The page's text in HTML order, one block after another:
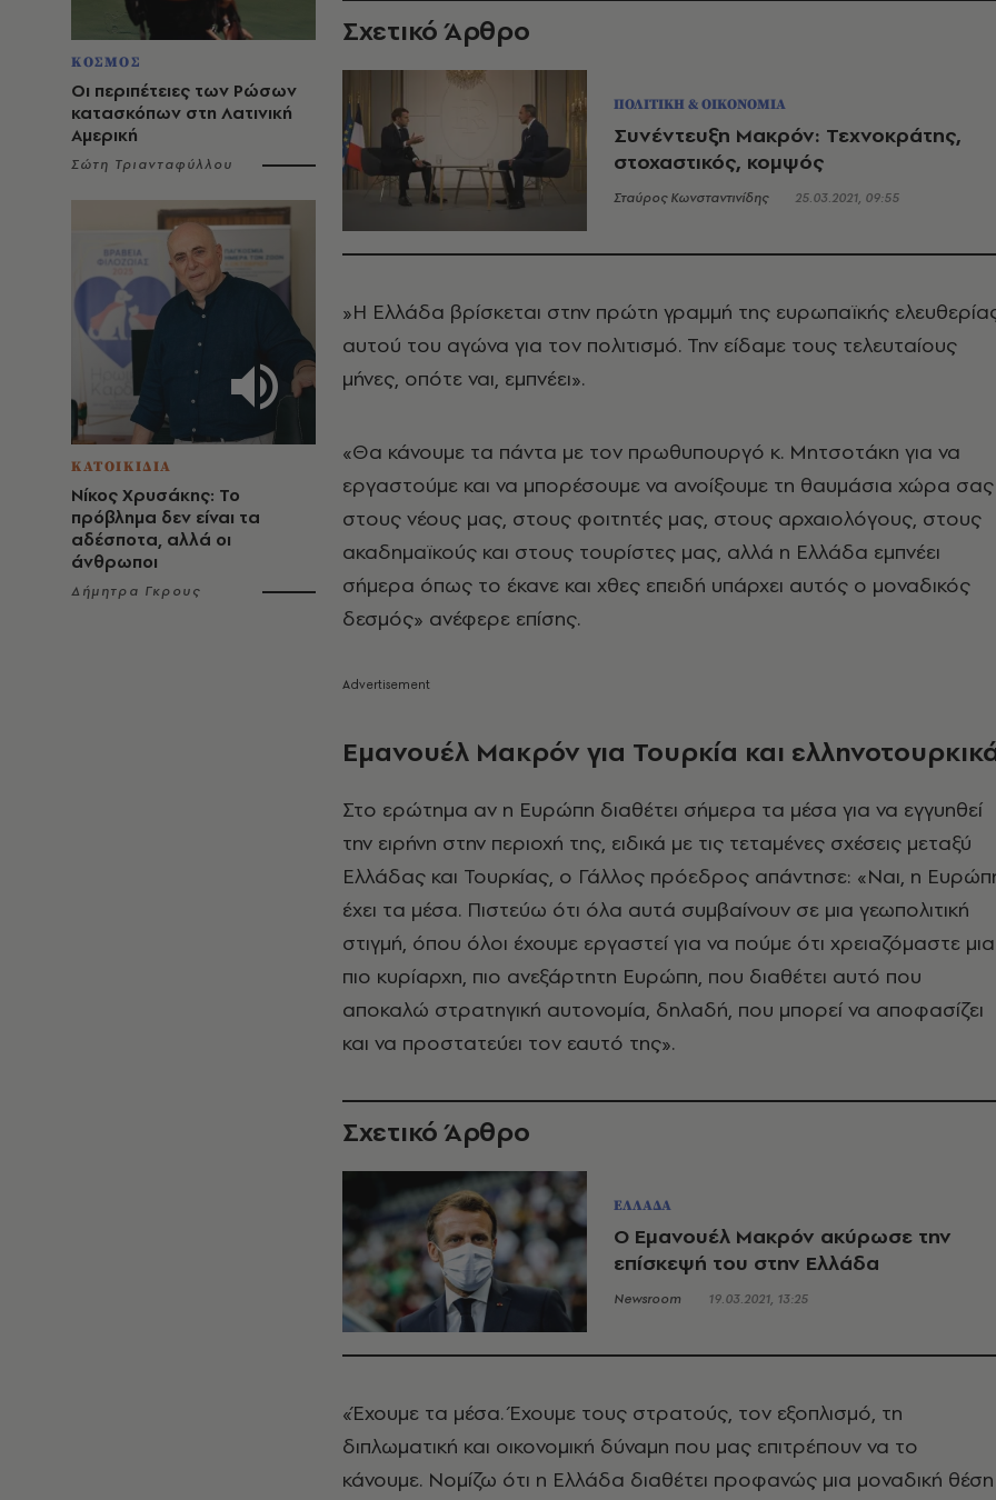
ΚΟΣΜΟΣ
Οι περιπέτειες των Ρώσων
κατασκόπων στη Λατινική
Αμερική
Σώτη Τριανταφύλλου
ΚΑΤΟΙΚΙΔΙΑ
Νίκος Χρυσάκης: Το
πρόβλημα δεν είναι τα
αδέσποτα, αλλά οι
άνθρωποι
Δήμητρα Γκρους
Σχετικό Άρθρο
ΠΟΛΙΤΙΚΗ & ΟΙΚΟΝΟΜΙΑ
Συνέντευξη Μακρόν: Τεχνοκράτης,
στοχαστικός, κομψός
Σταύρος Κωνσταντινίδης 25.03.2021, 09:55
»Η Ελλάδα βρίσκεται στην πρώτη γραμμή της ευρωπαϊκής
αυτού του αγώνα για τον πολιτισμό. Την είδαμε τους τελευταίους
μήνες, οπότε ναι, εμπνέει».
«Θα κάνουμε τα πάντα με τον πρωθυπουργό κ. Μητσοτάκη για να
εργαστούμε και να μπορέσουμε να ανοίξουμε τη θαυμάσια χώρα σας
στους νέους μας, στους φοιτητές μας, στους αρχαιολόγους, στους
ακαδημαϊκούς και στους τουρίστες μας, αλλά η Ελλάδα εμπνέει
σήμερα όπως το έκανε και χθες επειδή υπάρχει αυτός ο μοναδικός
δεσμός» ανέφερε επίσης.
Εμανουέλ Μακρόν για Τουρκία και
Στο ερώτημα αν η Ευρώπη διαθέτει σήμερα τα μέσα για να εγγυηθεί
την ειρήνη στην περιοχή της, ειδικά με τις τεταμένες σχέσεις μεταξύ
Ελλάδας και Τουρκίας, ο Γάλλος πρόεδρος απάντησε: «Ναι, η
έχει τα μέσα. Πιστεύω ότι όλα αυτά συμβαίνουν σε μια γεωπολιτική
στιγμή, όπου όλοι έχουμε εργαστεί για να πούμε ότι χρειαζόμαστε μια
πιο κυρίαρχη, πιο ανεξάρτητη Ευρώπη, που διαθέτει αυτό που
αποκαλώ στρατηγική αυτονομία, δηλαδή, που μπορεί να αποφασίζει
και να προστατεύει τον εαυτό της».
Σχετικό Άρθρο
ΕΛΛΑΔΑ
Ο Εμανουέλ Μακρόν ακύρωσε την
επίσκεψή του στην Ελλάδα
Newsroom 19.03.2021, 13:25
«Έχουμε τα μέσα. Έχουμε τους στρατούς, τον εξοπλισμό, τη
διπλωματική και οικονομική δύναμη που μας επιτρέπουν να το
κάνουμε. Νομίζω ότι η Ελλάδα διαθέτει προφανώς μια μοναδική θέση